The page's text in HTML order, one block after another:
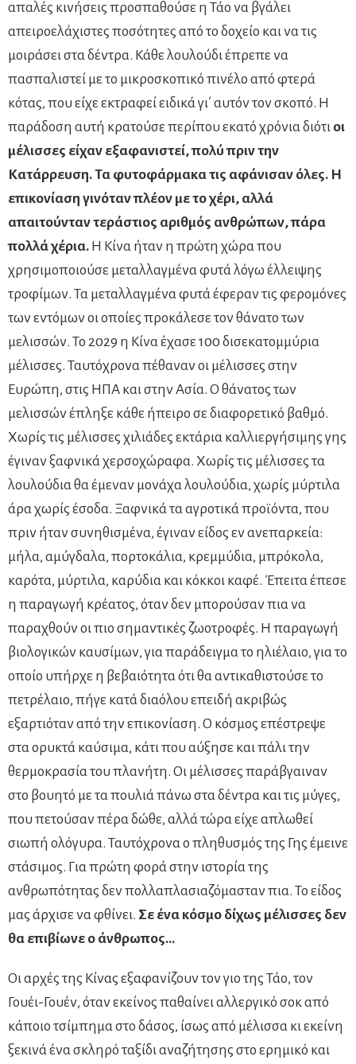
απαλές κινήσεις προσπαθούσε η Τάο να βγάλει
απειροελάχιστες ποσότητες από το δοχείο και να τις
μοιράσει στα δέντρα. Κάθε λουλούδι έπρεπε να
πασπαλιστεί με το μικροσκοπικό πινέλο από φτερά
κότας, που είχε εκτραφεί ειδικά γι΄ αυτόν τον σκοπό. Η
παράδοση αυτή κρατούσε περίπου εκατό χρόνια διότι οι
μέλισσες είχαν εξαφανιστεί, πολύ πριν την
Κατάρρευση. Τα φυτοφάρμακα τις αφάνισαν όλες. Η
επικονίαση γινόταν πλέον με το χέρι, αλλά
απαιτούνταν τεράστιος αριθμός ανθρώπων, πάρα
πολλά χέρια. Η Κίνα ήταν η πρώτη χώρα που
χρησιμοποιούσε μεταλλαγμένα φυτά λόγω έλλειψης
τροφίμων. Τα μεταλλαγμένα φυτά έφεραν τις φερομόνες
των εντόμων οι οποίες προκάλεσε τον θάνατο των
μελισσών. Το 2029 η Κίνα έχασε 100 δισεκατομμύρια
μέλισσες. Ταυτόχρονα πέθαναν οι μέλισσες στην
Ευρώπη, στις ΗΠΑ και στην Ασία. Ο θάνατος των
μελισσών έπληξε κάθε ήπειρο σε διαφορετικό βαθμό.
Χωρίς τις μέλισσες χιλιάδες εκτάρια καλλιεργήσιμης γης
έγιναν ξαφνικά χερσοχώραφα. Χωρίς τις μέλισσες τα
λουλούδια θα έμεναν μονάχα λουλούδια, χωρίς μύρτιλα
άρα χωρίς έσοδα. Ξαφνικά τα αγροτικά προϊόντα, που
πριν ήταν συνηθισμένα, έγιναν είδος εν ανεπαρκεία:
μήλα, αμύγδαλα, πορτοκάλια, κρεμμύδια, μπρόκολα,
καρότα, μύρτιλα, καρύδια και κόκκοι καφέ. Έπειτα έπεσε
η παραγωγή κρέατος, όταν δεν μπορούσαν πια να
παραχθούν οι πιο σημαντικές ζωοτροφές. Η παραγωγή
βιολογικών καυσίμων, για παράδειγμα το ηλιέλαιο, για το
οποίο υπήρχε η βεβαιότητα ότι θα αντικαθιστούσε το
πετρέλαιο, πήγε κατά διαόλου επειδή ακριβώς
εξαρτιόταν από την επικονίαση. Ο κόσμος επέστρεψε
στα ορυκτά καύσιμα, κάτι που αύξησε και πάλι την
θερμοκρασία του πλανήτη. Οι μέλισσες παράβγαιναν
στο βουητό με τα πουλιά πάνω στα δέντρα και τις μύγες,
που πετούσαν πέρα δώθε, αλλά τώρα είχε απλωθεί
σιωπή ολόγυρα. Ταυτόχρονα ο πληθυσμός της Γης έμεινε
στάσιμος. Για πρώτη φορά στην ιστορία της
ανθρωπότητας δεν πολλαπλασιαζόμασταν πια. Το είδος
μας άρχισε να φθίνει. Σε ένα κόσμο δίχως μέλισσες δεν
θα επιβίωνε ο άνθρωπος…
Οι αρχές της Κίνας εξαφανίζουν τον γιο της Τάο, τον
Γουέι-Γουέν, όταν εκείνος παθαίνει αλλεργικό σοκ από
κάποιο τσίμπημα στο δάσος, ίσως από μέλισσα κι εκείνη
ξεκινά ένα σκληρό ταξίδι αναζήτησης στο ερημικό και